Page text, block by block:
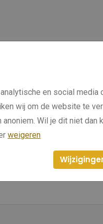
en social media
wij om de website te
Wil je dit niet dan
weigeren